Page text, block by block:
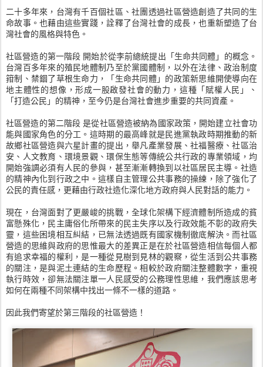
二十多年來，台灣有千百個社區、社團透過社區營造創造了共同的生
命故事。也藉由這些實踐，詮釋了台灣社會的成長，也重新塑造了台
灣社會的風格與特色。
社區營造的第一階段 開始於從李前總統提出「生命共同體」的概念。
台灣百多年來的殖民地體制乃至於黨國體制，以外在法律、政治制度
箝制、禁錮了草根生命力，「生命共同體」的政策新思維開使導向在
地主體性的想像，形成一股啟發社會的動力，這種「賦權人民」、
「打造公民」的精神，至今仍是台灣社會進步重要的共同資產。
社區營造的第二階段 是從社區營造被納為國家政策，開始建立社會功
能與國家角色的分工。這時期的最高峰就是民進黨執政時期推動的新
故鄉社區營造與六星計畫的提出，舉凡產業發展、社福醫療、社區治
安、人文教育、環境景觀、環保生態等傳統公共行政的專業領域，均
開始強調必須有人民的參與，甚至漸漸轉換到以社區居民主導。社造
的精神內化到行政之中。這樣自主管理公共事務的操練，除了強化了
公民的責任感，更藉由行政社造化深化地方政府與人民對話的能力。
現在，台灣面對了更嚴峻的挑戰，全球化架構下經濟體制所造成的貧
富懸殊化，民主庸俗化所帶來的民主失序以及行政效能不彰的政府失
靈，這些困境相互糾結，已無法透過既有國家機制徹底解決。而社區
營造的思維與政府的思惟最大的差異正是在於社區營造相信每個人都
有追求幸福的權利，是一種從見樹到見林的觀察，從生活到公共事務
的關注，是與泥土連結的生命歷程。相較於政府關注整體數字，重視
執行時效，卻無法關注單一人民感受的公務理性思維，我們應該思考
如何在兩種不同架構中找出一條不一樣的道路。
因此我們寄望於第三階段的社區營造！